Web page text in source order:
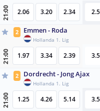
21:00 2.06 3.20 2.34 2.5
2 Emmen - Roda
Hollanda 1. Lig
21:00 1.97 3.34 2.39 3.5
2 Dordrecht - Jong Ajax
Hollanda 1. Lig
21:00 1.25 4.26 5.14 3.5